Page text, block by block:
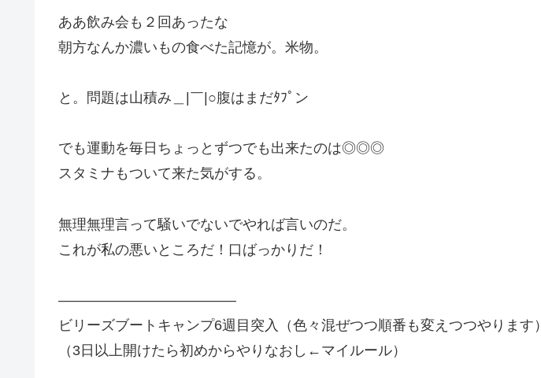
ああ飲み会も２回あったな
朝方なんか濃いもの食べた記憶が。米物。
と。問題は山積み＿|￣|○腹はまだﾀﾌﾟン
でも運動を毎日ちょっとずつでも出来たのは◎◎◎
スタミナもついて来た気がする。
無理無理言って騒いでないでやれば言いのだ。
これが私の悪いところだ！口ばっかりだ！
————————————–
ビリーズブートキャンプ6週目突入（色々混ぜつつ順番も変えつつやります）
（3日以上開けたら初めからやりなおし←マイルール）